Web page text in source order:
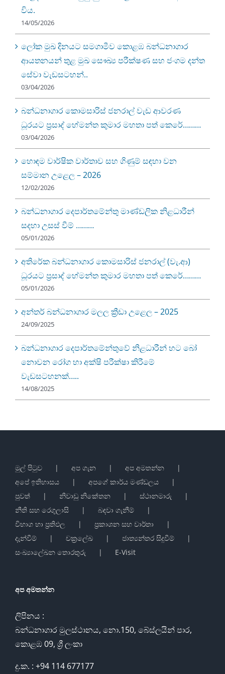
විය.
14/05/2026
ලෝක මුඛ දිනයට සමගාමීව කොළඹ බන්ධනාගාර
ආයතනයන් තුළ මුඛ සෞඛ්‍ය පරීක්ෂණ සහ ජංගම දන්ත
සේවා වැඩසටහන්..
03/04/2026
බන්ධනාගාර කොමසාරිස් ජනරාල් වැඩ ආවරණ
ධූරයට ප්‍රසාද් හේමන්ත කුමාර මහතා පත් කෙරේ………
03/04/2026
හොඳම වාර්ෂික වාර්තාව සහ ගිණුම් සඳහා වන
සම්මාන උළෙල – 2026
12/02/2026
බන්ධනාගාර දෙපාර්තමේන්තු මාණ්ඩලික නිළධාරීන්
සදහා උසස් වීම් ………
05/01/2026
අතිරේක බන්ධනාගාර කොමසාරිස් ජනරාල් (වැ.ආ)
ධූරයට ප්‍රසාද් හේමන්ත කුමාර මහතා පත් කෙරේ………
05/01/2026
අන්තර් බන්ධනාගාර මලල ක්‍රීඩා උළෙල – 2025
24/09/2025
බන්ධනාගාර දෙපාර්තමේන්තුවේ නිළධාරීන් හට බෝ
නොවන රෝග හා අක්ෂි පරීක්ෂා කිරීමේ
වැඩසටහනක්…..
14/08/2025
මුල් පිටුව අප ගැන
අප අමතන්න
අපේ ඉතිහාසය
අපගේ කාර්ය මණ්ඩලය
පුවත්
නිවාඩු නිකේතන
ස්ථානමාරු
නීති සහ රෙගුලාසි
බඳවා ගැනීම්
විභාග හා ප්‍රතිඵල
ප්‍රකාශන සහ වාර්තා
දැන්වීම්
චක්‍රලේඛ
ජාත්‍යන්තර සිදුවීම්
සංඛ්‍යාලේඛන තොරතුරු
E-Visit
අප අමතන්න
ලිපිනය :
බන්ධනාගාර මුලස්ථානය, නො.150, බේස්ලයින් පාර,
කොළඹ 09, ශ්‍රී ලංකා
දු.ක. : +94 114 677177